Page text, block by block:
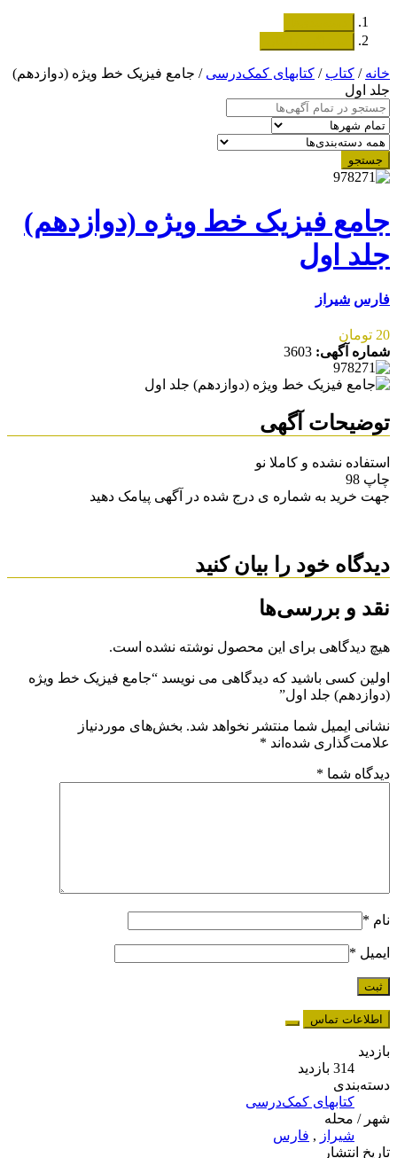
خانه/ کتاب/ کتابهای کمک‌درسی / جامع فیزیک خط ویژه (دوازدهم)
جلد اول
جستجو
جامع فیزیک خط ویژه (دوازدهم)
جلد اول
فارس شیراز
20 تومان
شماره آگهی: 3603
توضیحات آگهی
استفاده نشده و کاملا نو
چاپ 98
جهت خرید به شماره ی درج شده در آگهی پیامک دهید
دیدگاه خود را بیان کنید
نقد و بررسی‌ها
هیچ دیدگاهی برای این محصول نوشته نشده است.
اولین کسی باشید که دیدگاهی می نویسد “جامع فیزیک خط ویژه
(دوازدهم) جلد اول”
نشانی ایمیل شما منتشر نخواهد شد.بخش‌های موردنیاز
علامت‌گذاری شده‌اند *
دیدگاه شما *
نام *
ایمیل *
اطلاعات تماس
بازدید
314 بازدید
دسته‌بندی
کتابهای کمک‌درسی
شهر / محله
شیراز , فارس
تاریخ انتشار